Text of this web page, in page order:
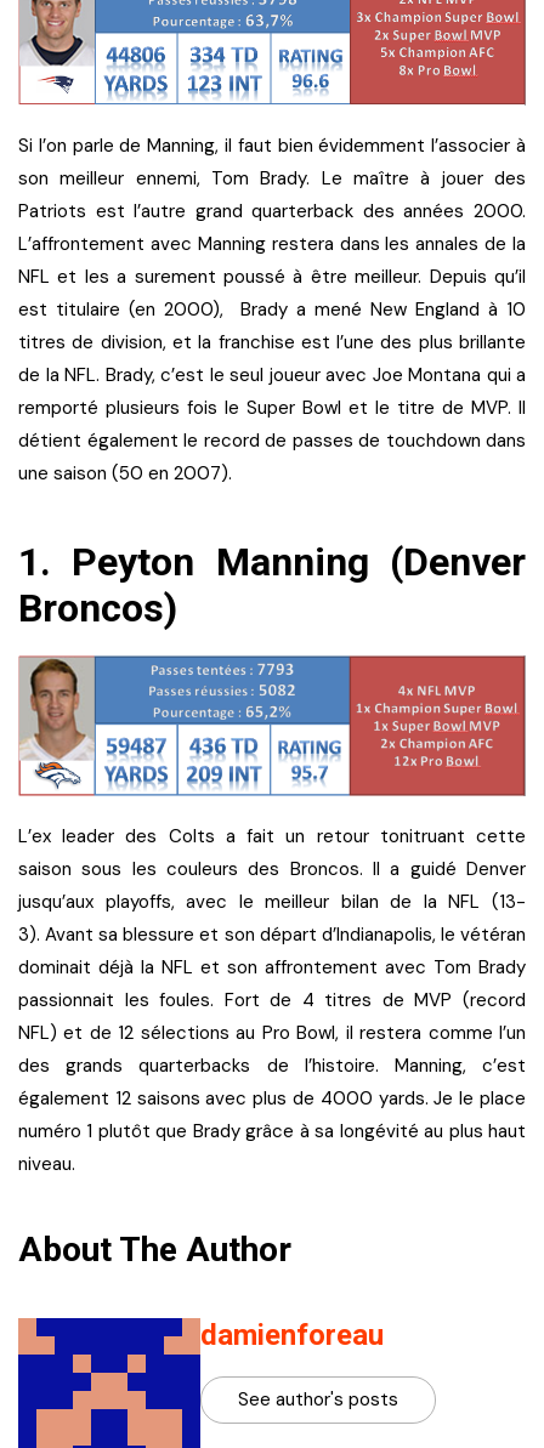
Si l’on parle de Manning, il faut bien évidemment l’associer à
son meilleur ennemi, Tom Brady. Le maître à jouer des
Patriots est l’autre grand quarterback des années 2000.
L’affrontement avec Manning restera dans les annales de la
NFL et les a surement poussé à être meilleur. Depuis qu’il
est titulaire (en 2000), Brady a mené New England à 10
titres de division, et la franchise est l’une des plus brillante
de la NFL. Brady, c’est le seul joueur avec Joe Montana qui a
remporté plusieurs fois le Super Bowl et le titre de MVP. Il
détient également le record de passes de touchdown dans
une saison (50 en 2007).
1. Peyton Manning (Denver
Broncos)
L’ex leader des Colts a fait un retour tonitruant cette
saison sous les couleurs des Broncos. Il a guidé Denver
jusqu’aux playoffs, avec le meilleur bilan de la NFL (13-
3). Avant sa blessure et son départ d’Indianapolis, le vétéran
dominait déjà la NFL et son affrontement avec Tom Brady
passionnait les foules. Fort de 4 titres de MVP (record
NFL) et de 12 sélections au Pro Bowl, il restera comme l’un
des grands quarterbacks de l’histoire. Manning, c’est
également 12 saisons avec plus de 4000 yards. Je le place
numéro 1 plutôt que Brady grâce à sa longévité au plus haut
niveau.
About The Author
damienforeau
See author's posts